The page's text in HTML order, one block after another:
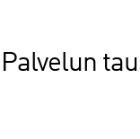
Palvelun